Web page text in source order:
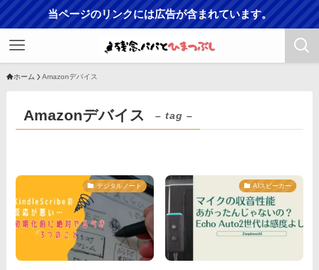
当ページのリンクには広告が含まれています。
ホーム Amazonデバイス
Amazonデバイス – tag –
デジタルノート AIスピーカー